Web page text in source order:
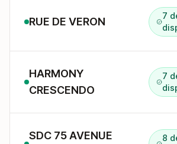
RUE DE VERON
7
HARMONY
CRESCENDO
7
SDC 75 AVENUE
8